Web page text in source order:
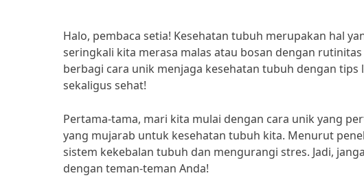
Halo, pembaca setia! Kesehatan tubuh merupakan hal
seringkali kita merasa malas atau bosan dengan
berbagi cara unik menjaga kesehatan tubuh dengan
sekaligus sehat!
Pertama-tama, mari kita mulai dengan cara unik yang
yang mujarab untuk kesehatan tubuh kita. Menurut
sistem kekebalan tubuh dan mengurangi stres. Jadi,
dengan teman-teman Anda!